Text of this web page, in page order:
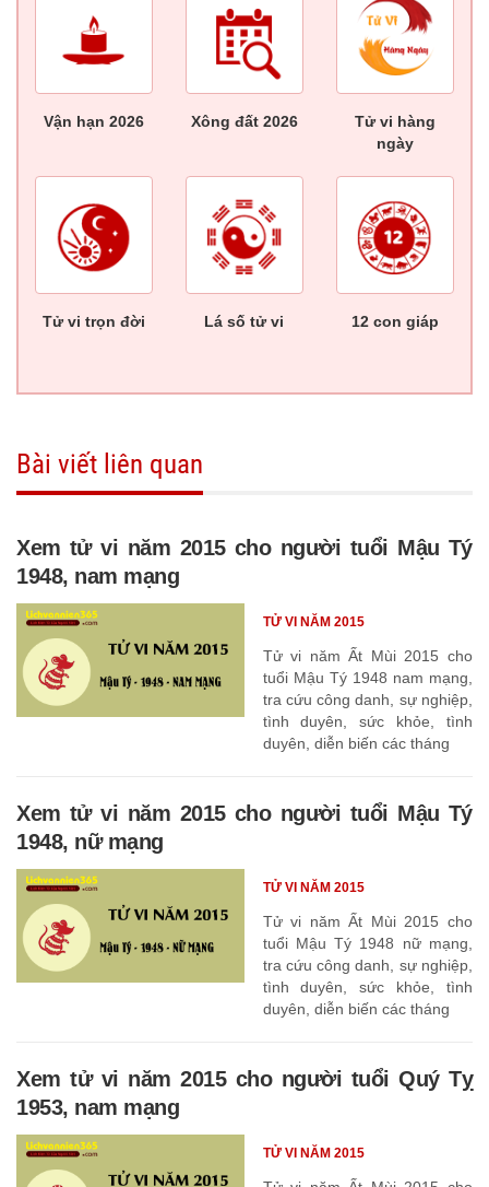
Vận hạn 2026 Xông đất 2026
Tử vi hàng
ngày
Tử vi trọn đời Lá số tử vi 12 con giáp
Bài viết liên quan
Xem tử vi năm 2015 cho người tuổi Mậu Tý
1948, nam mạng
Tử vi năm Ất Mùi 2015 cho
tuổi Mậu Tý 1948 nam mạng,
tra cứu công danh, sự nghiệp,
tình duyên, sức khỏe, tình
duyên, diễn biến các tháng
TỬ VI NĂM 2015
Xem tử vi năm 2015 cho người tuổi Mậu Tý
1948, nữ mạng
Tử vi năm Ất Mùi 2015 cho
tuổi Mậu Tý 1948 nữ mạng,
tra cứu công danh, sự nghiệp,
tình duyên, sức khỏe, tình
duyên, diễn biến các tháng
TỬ VI NĂM 2015
Xem tử vi năm 2015 cho người tuổi Quý Tỵ
1953, nam mạng
TỬ VI NĂM 2015